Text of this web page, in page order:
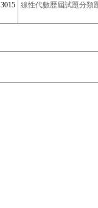
線性代數歷屆試題分類